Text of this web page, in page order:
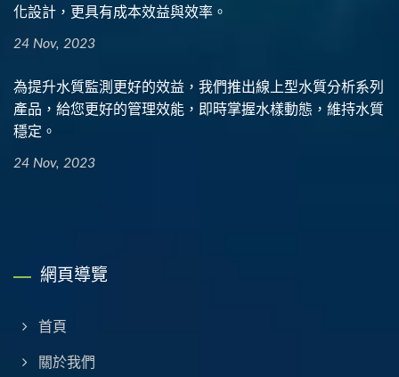
化設計，更具有成本效益與效率。
24 Nov, 2023
為提升水質監測更好的效益，我們推出線上型水質分析系列
產品，給您更好的管理效能，即時掌握水樣動態，維持水質
穩定。
24 Nov, 2023
網頁導覽
首頁
關於我們